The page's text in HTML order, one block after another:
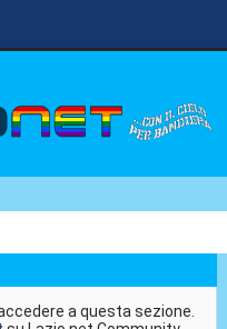
a questa sezione.